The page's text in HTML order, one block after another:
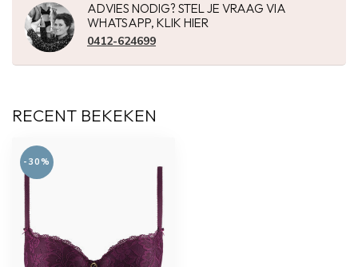
ADVIES NODIG? STEL JE VRAAG VIA
WHATSAPP, KLIK HIER
0412-624699
RECENT BEKEKEN
-30%